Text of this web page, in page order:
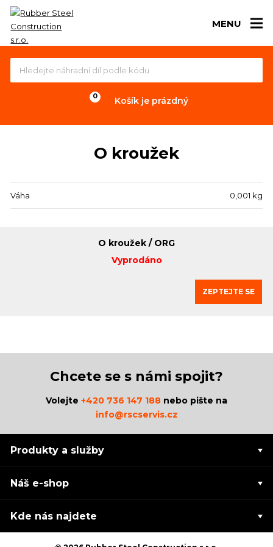
MENU
Košík je prázdný
O kroužek
Váha 0,001 kg
O kroužek / ORG
Vyprodáno
ZEPTEJTE SE
Chcete se s námi spojit?
Volejte +420 736 147 188 nebo pište na
info@rscservis.cz
Produkty a služby
Náš e-shop
Kde nás najdete